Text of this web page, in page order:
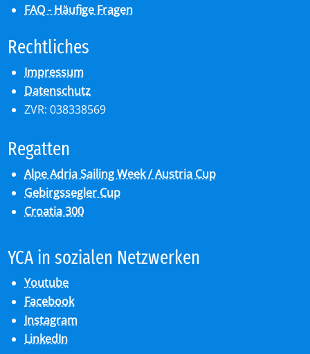
FAQ - Häufige Fragen
Recht­li­ches
Impressum
Datenschutz
ZVR: 038338569
Re­gat­ten
Alpe Adria Sailing Week / Austria Cup
Gebirgssegler Cup
Croatia 300
YCA in so­zia­len Netz­wer­ken
Youtube
Facebook
Instagram
LinkedIn